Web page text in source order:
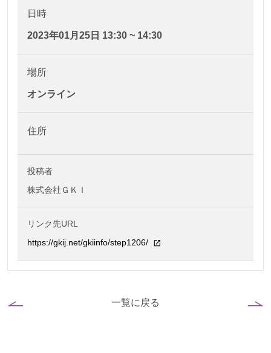
日時
2023年01月25日 13:30 ~ 14:30
場所
オンライン
住所
投稿者
株式会社ＧＫＩ
リンク先URL
https://gkij.net/gkiinfo/step1206/
一覧に戻る